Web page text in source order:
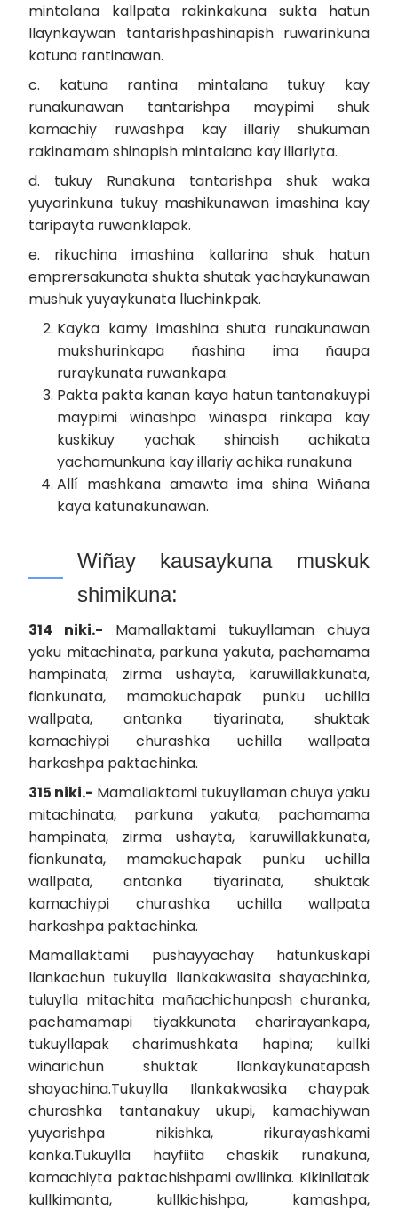
mintalana kallpata rakinkakuna sukta hatun
llaynkaywan tantarishpashinapish ruwarinkuna
katuna rantinawan.
c. katuna rantina mintalana tukuy kay
runakunawan tantarishpa maypimi shuk
kamachiy ruwashpa kay illariy shukuman
rakinamam shinapish mintalana kay illariyta.
d. tukuy Runakuna tantarishpa shuk waka
yuyarinkuna tukuy mashikunawan imashina kay
taripayta ruwanklapak.
e. rikuchina imashina kallarina shuk hatun
emprersakunata shukta shutak yachaykunawan
mushuk yuyaykunata lluchinkpak.
Kayka kamy imashina shuta runakunawan
mukshurinkapa ñashina ima ñaupa
ruraykunata ruwankapa.
Pakta pakta kanan kaya hatun tantanakuypi
maypimi wiñashpa wiñaspa rinkapa kay
kuskikuy yachak shinaish achikata
yachamunkuna kay illariy achika runakuna
Allí mashkana amawta ima shina Wiñana
kaya katunakunawan.
Wiñay kausaykuna muskuk
shimikuna:
314 niki.- Mamallaktami tukuyllaman chuya
yaku mitachinata, parkuna yakuta, pachamama
hampinata, zirma ushayta, karuwillakkunata,
fiankunata, mamakuchapak punku uchilla
wallpata, antanka tiyarinata, shuktak
kamachiypi churashka uchilla wallpata
harkashpa paktachinka.
315 niki.- Mamallaktami tukuyllaman chuya yaku
mitachinata, parkuna yakuta, pachamama
hampinata, zirma ushayta, karuwillakkunata,
fiankunata, mamakuchapak punku uchilla
wallpata, antanka tiyarinata, shuktak
kamachiypi churashka uchilla wallpata
harkashpa paktachinka.
Mamallaktami pushayyachay hatunkuskapi
llankachun tukuylla llankakwasita shayachinka,
tuluylla mitachita mañachichunpash churanka,
pachamamapi tiyakkunata charirayankapa,
tukuyllapak charimushkata hapina; kullki
wiñarichun shuktak llankaykunatapash
shayachina.Tukuylla Ilankakwasika chaypak
churashka tantanakuy ukupi, kamachiywan
yuyarishpa nikishka, rikurayashkami
kanka.Tukuylla hayfiita chaskik runakuna,
kamachiyta paktachishpami awllinka. Kikinllatak
kullkimanta, kullkichishpa, kamashpa,